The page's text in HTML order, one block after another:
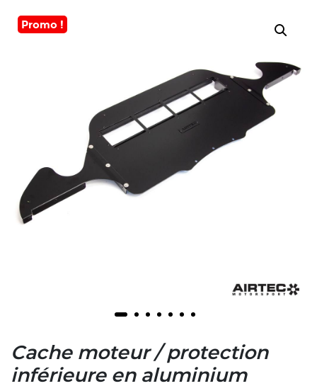
Promo !
Cache moteur / protection
inférieure en aluminium